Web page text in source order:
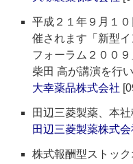
平成２１年９月１
催されます「新型
フォーラム２００
柴田 高が講演を行い
大幸薬品株式会社
田辺三菱製薬、本
田辺三菱製薬株式会
株式報酬型ストッ